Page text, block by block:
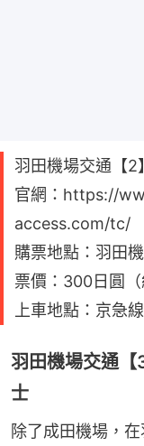
羽田機場交通【
官網：https://
access.com/tc/
購票地點：羽田
票價：300日圓（
上車地點：京急
羽田機場交通
士
除了成田機場，